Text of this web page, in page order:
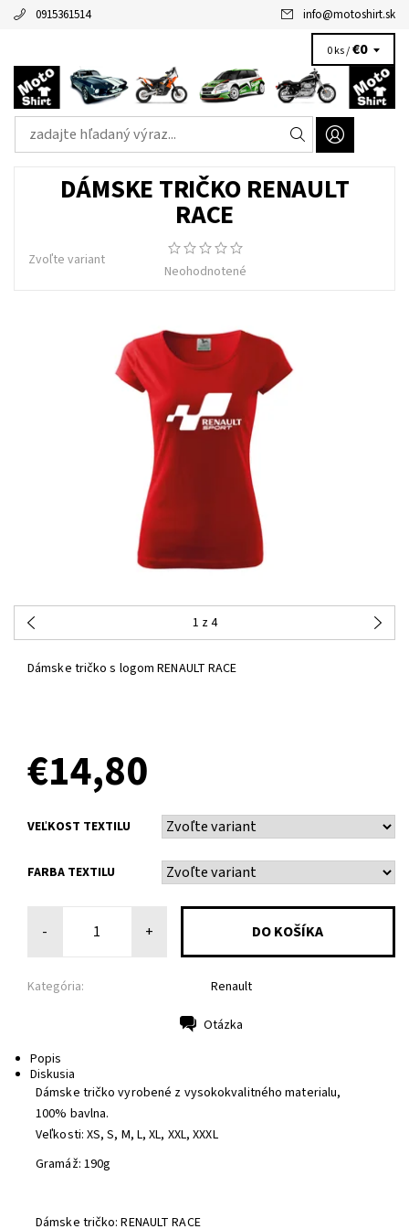
0915361514 info@motoshirt.sk
0 ks /€0
DÁMSKE TRIČKO RENAULT
RACE
Zvoľte variant
Neohodnotené
1 z 4
Dámske tričko s logom RENAULT RACE
€14,80
VEĽKOST TEXTILU
FARBA TEXTILU
- +
Kategória: Renault
Otázka
Popis
Diskusia
Dámske tričko vyrobené z vysokokvalitného materialu,
100% bavlna.
Veľkosti: XS, S, M, L, XL, XXL, XXXL
Gramáž: 190g
Dámske tričko: RENAULT RACE